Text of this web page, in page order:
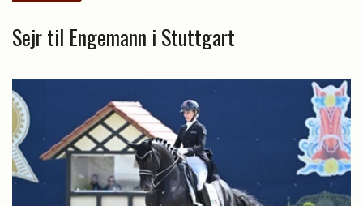
Sejr til Engemann i Stuttgart